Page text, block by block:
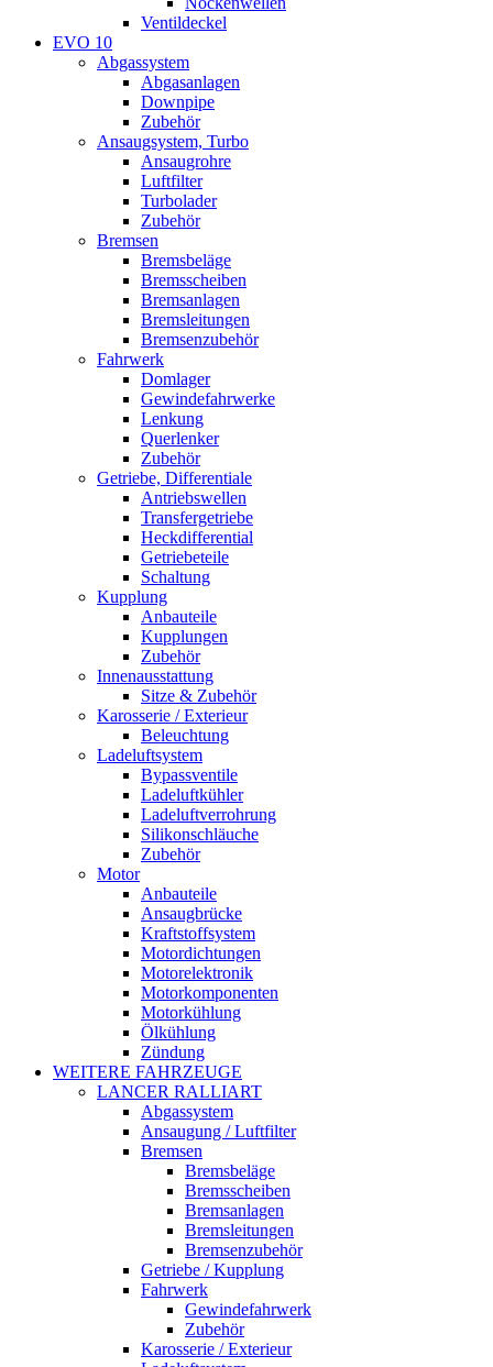
Ventildeckel
EVO 10
Abgassystem
Abgasanlagen
Downpipe
Zubehör
Ansaugsystem, Turbo
Ansaugrohre
Luftfilter
Turbolader
Zubehör
Bremsen
Bremsbeläge
Bremsscheiben
Bremsanlagen
Bremsleitungen
Bremsenzubehör
Fahrwerk
Domlager
Gewindefahrwerke
Lenkung
Querlenker
Zubehör
Getriebe, Differentiale
Antriebswellen
Transfergetriebe
Heckdifferential
Getriebeteile
Schaltung
Kupplung
Anbauteile
Kupplungen
Zubehör
Innenausstattung
Sitze & Zubehör
Karosserie / Exterieur
Beleuchtung
Ladeluftsystem
Bypassventile
Ladeluftkühler
Ladeluftverrohrung
Silikonschläuche
Zubehör
Motor
Anbauteile
Ansaugbrücke
Kraftstoffsystem
Motordichtungen
Motorelektronik
Motorkomponenten
Motorkühlung
Ölkühlung
Zündung
WEITERE FAHRZEUGE
LANCER RALLIART
Abgassystem
Ansaugung / Luftfilter
Bremsen
Bremsbeläge
Bremsscheiben
Bremsanlagen
Bremsleitungen
Bremsenzubehör
Getriebe / Kupplung
Fahrwerk
Gewindefahrwerk
Zubehör
Karosserie / Exterieur